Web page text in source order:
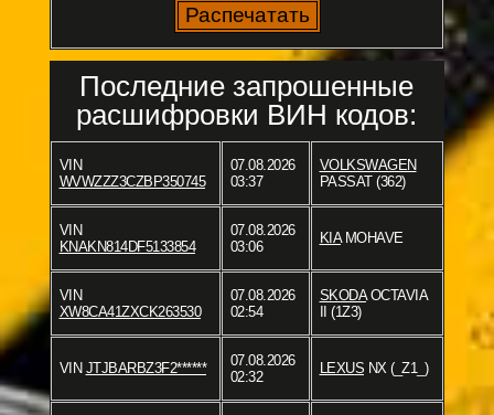
Последние запрошенные
расшифровки ВИН кодов:
VIN
WVWZZZ3CZBP350745
07.08.2026
03:37
VOLKSWAGEN
PASSAT (362)
VIN
KNAKN814DF5133854
07.08.2026
03:06
KIAMOHAVE
VIN
XW8CA41ZXCK263530
07.08.2026
02:54
SKODAOCTAVIA
II (1Z3)
VIN JTJBARBZ3F2******
07.08.2026
02:32
LEXUS NX (_Z1_)